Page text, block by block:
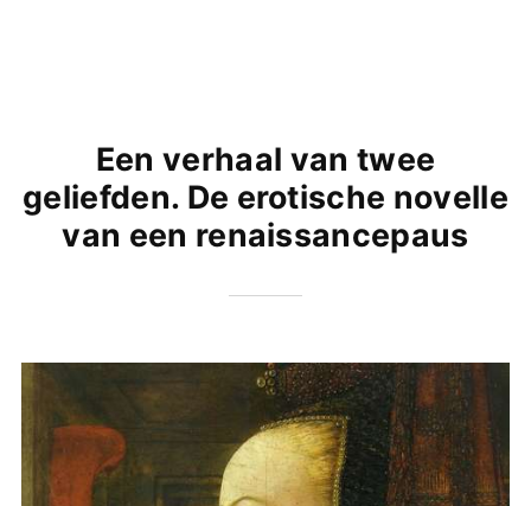
Een verhaal van twee
geliefden. De erotische novelle
van een renaissancepaus